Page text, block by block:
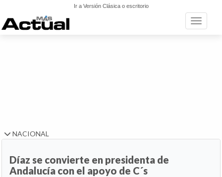
Ir a Versión Clásica o escritorio
Toggle
NACIONAL
Díaz se convierte en presidenta de
Andalucía con el apoyo de C´s